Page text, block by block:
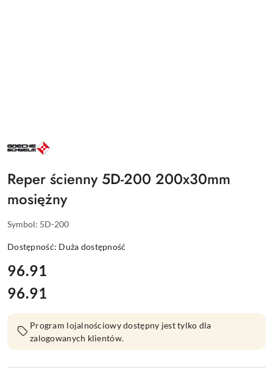
NAZWA
PRODUCENTA:
Reper ścienny 5D-200 200x30mm
mosiężny
Symbol: 5D-200
Dostępność: Duża dostępność
cena:
96.91
Cena:
96.91
Program lojalnościowy dostępny jest tylko dla
zalogowanych klientów.